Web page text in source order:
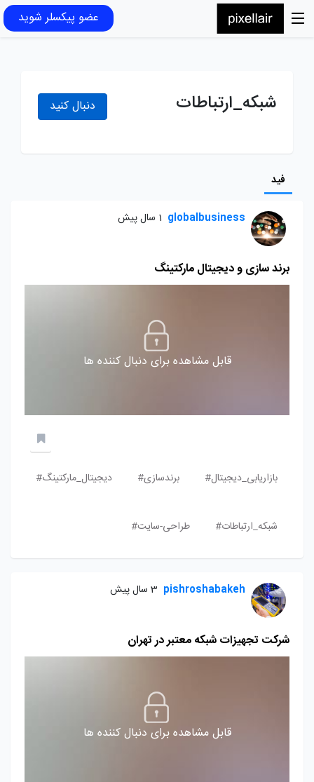
عضو پیکسلر شوید
شبکه_ارتباطات دنبال کنید
فید
globalbusiness 1 سال پیش
برند سازی و دیجیتال مارکتینگ
قابل مشاهده برای دنبال کننده ها
بازاریابی_دیجیتال# برندسازی# دیجیتال_مارکتینگ#
شبکه_ارتباطات# طراحی-سایت#
pishroshabakeh 3 سال پیش
شرکت تجهیزات شبکه معتبر در تهران
قابل مشاهده برای دنبال کننده ها